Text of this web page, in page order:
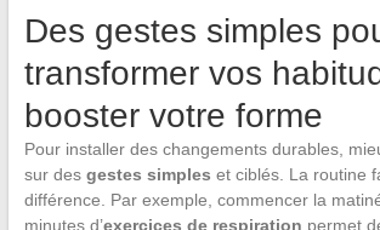
Des gestes simples
transformer vos
booster votre forme
Pour installer des changements durables,
sur des gestes simples et ciblés. La routine
différence. Par exemple, commencer la
minutes d’exercices de respiration permet